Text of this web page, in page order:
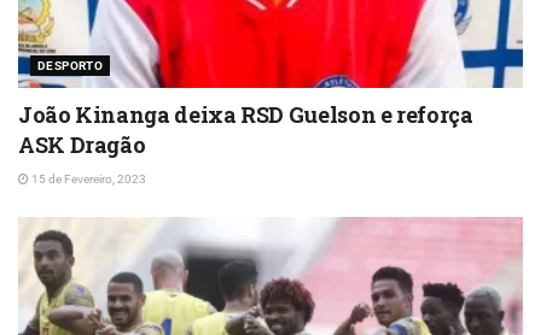
DESPORTO
João Kinanga deixa RSD Guelson e reforça
ASK Dragão
15 de Fevereiro, 2023